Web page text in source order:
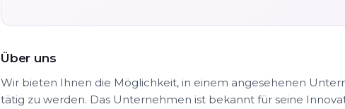
Über uns
Wir bieten Ihnen die Möglichkeit, in einem angesehenen
tätig zu werden. Das Unternehmen ist bekannt für seine